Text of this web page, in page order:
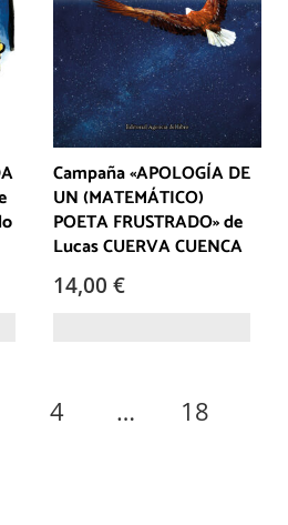
Campaña «APOLOGÍA DE
UN (MATEMÁTICO)
POETA FRUSTRADO» de
Lucas CUERVA CUENCA
14,00 €
4 … 18